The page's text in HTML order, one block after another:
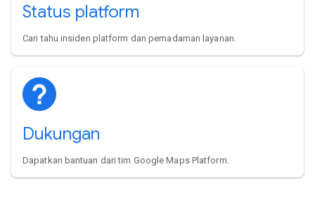
Status platform
Cari tahu insiden platform dan pemadaman layanan.
Dukungan
Dapatkan bantuan dari tim Google Maps Platform.